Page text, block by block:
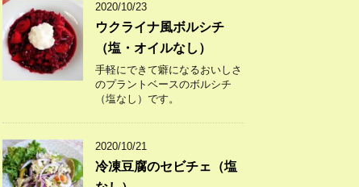
2020/10/23
ウクライナ風ボルシチ
（塩・オイルなし）
手軽にできて癖になるおいしさ
のプラントベースのボルシチ
（塩なし）です。
2020/10/21
冷凍豆腐のセビチェ（塩